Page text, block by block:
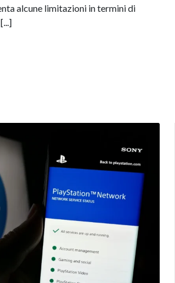
alcune limitazioni in termini di